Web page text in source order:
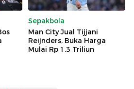
Sepakbola
Man City Jual Tijjani
Reijnders, Buka Harga
Mulai Rp 1,3 Triliun